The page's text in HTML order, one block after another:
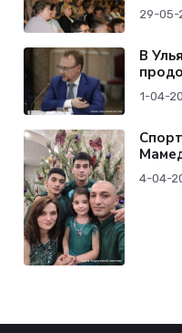
29-05-
В
1-04-
4-04-